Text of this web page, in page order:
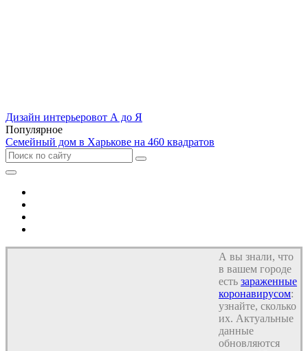
Дизайн интерьеровот А до Я
Популярное
Семейный дом в Харькове на 460 квадратов
А вы знали, что
в вашем городе
есть зараженные
коронавирусом:
узнайте, сколько
их. Актуальные
данные
обновляются